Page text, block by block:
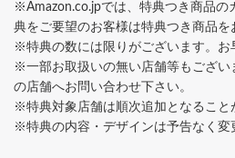
※Amazon.co.jpでは、特典つき商品の
典をご要望のお客様は特典つき商品を
※特典の数には限りがございます。お
※一部お取扱いの無い店舗等もござい
の店舗へお問い合わせ下さい。
※特典対象店舗は順次追加となること
※特典の内容・デザインは予告なく変